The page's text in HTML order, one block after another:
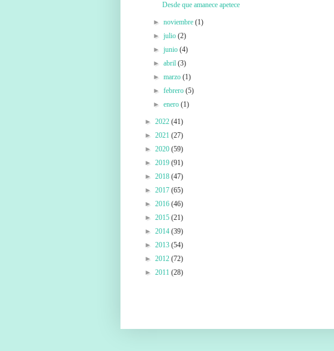
Desde que amanece apetece
►noviembre(1)
►julio(2)
►junio(4)
►abril(3)
►marzo(1)
►febrero(5)
►enero(1)
► 2022 (41)
► 2021 (27)
► 2020 (59)
► 2019 (91)
► 2018 (47)
► 2017 (65)
► 2016 (46)
► 2015 (21)
► 2014 (39)
► 2013 (54)
► 2012 (72)
► 2011 (28)